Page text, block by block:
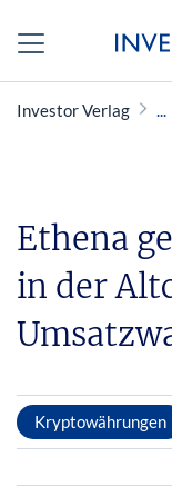
Investor Verlag
Ethena
in der
Kryptowährungen